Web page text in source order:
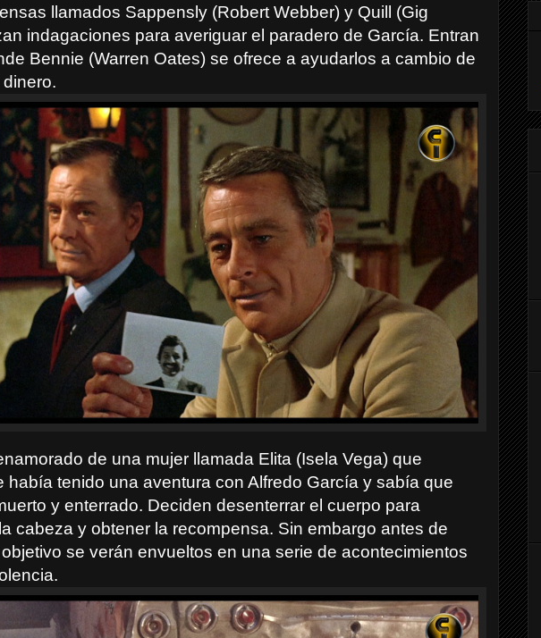
llamados Sappensly (Robert Webber) y Quill (Gig
indagaciones para averiguar el paradero de García. Entran
Bennie (Warren Oates) se ofrece a ayudarlos a cambio de
de una mujer llamada Elita (Isela Vega) que
había tenido una aventura con Alfredo García y sabía que
y enterrado. Deciden desenterrar el cuerpo para
cabeza y obtener la recompensa. Sin embargo antes de
se verán envueltos en una serie de acontecimientos